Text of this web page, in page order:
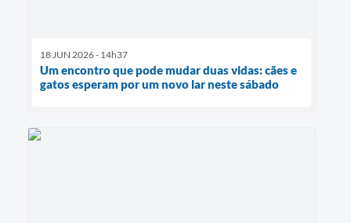
18 JUN 2026 - 14h37
Um encontro que pode mudar duas vidas: cães e
gatos esperam por um novo lar neste sábado